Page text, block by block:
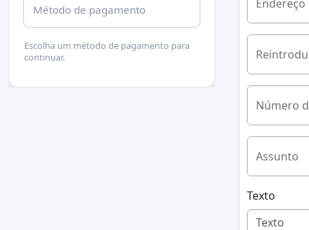
Endereço
Número
Assunto
Texto
Método de pagamento
Escolha um método de pagamento para
continuar.